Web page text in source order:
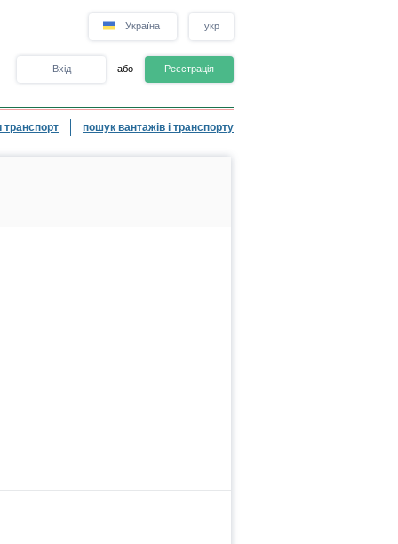
Україна укр
Вхід або Реєстрація
транспорт пошук вантажів і транспорту